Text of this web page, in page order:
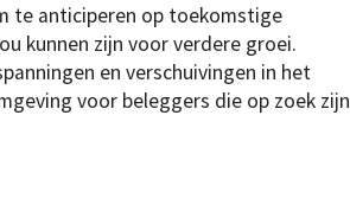
te anticiperen op toekomstige
kunnen zijn voor verdere groei.
en verschuivingen in het
voor beleggers die op zoek zijn